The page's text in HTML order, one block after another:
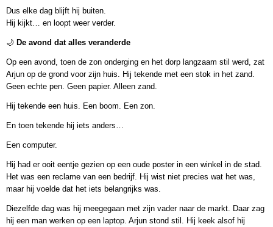
Dus elke dag blijft hij buiten.
Hij kijkt… en loopt weer verder.
🌙 De avond dat alles veranderde
Op een avond, toen de zon onderging en het dorp langzaam stil werd, zat
Arjun op de grond voor zijn huis. Hij tekende met een stok in het zand.
Geen echte pen. Geen papier. Alleen zand.
Hij tekende een huis. Een boom. Een zon.
En toen tekende hij iets anders…
Een computer.
Hij had er ooit eentje gezien op een oude poster in een winkel in de stad.
Het was een reclame van een bedrijf. Hij wist niet precies wat het was,
maar hij voelde dat het iets belangrijks was.
Diezelfde dag was hij meegegaan met zijn vader naar de markt. Daar zag
hij een man werken op een laptop. Arjun stond stil. Hij keek alsof hij